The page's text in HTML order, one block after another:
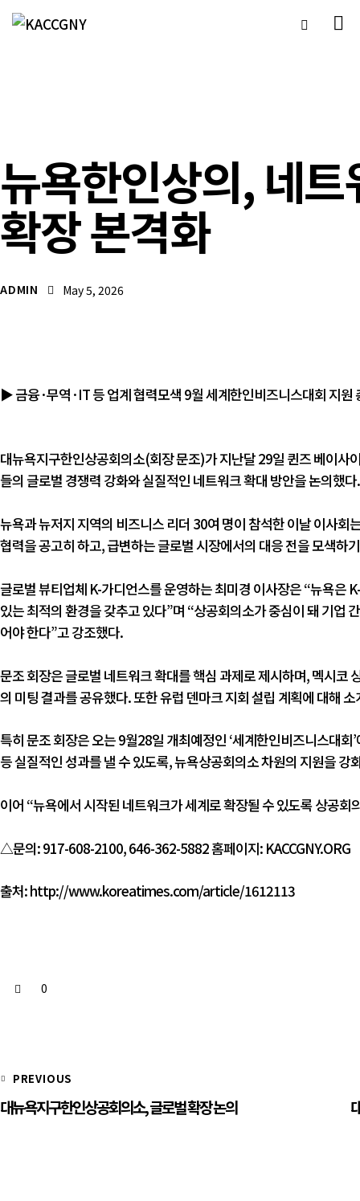
뉴욕한인상의, 네
확장 본격화
ADMIN May 5, 2026
▶ 금융·무역·IT 등 업계 협력모색 9월 세계한인비즈니스대회 지원
대뉴욕지구한인상공회의소(회장 문조)가 지난달 29일 퀸즈 베이사
들의 글로벌 경쟁력 강화와 실질적인 네트워크 확대 방안을 논의했다.
뉴욕과 뉴저지 지역의 비즈니스 리더 30여 명이 참석한 이날 이사회
협력을 공고히 하고, 급변하는 글로벌 시장에서의 대응 전을 모색하
글로벌 뷰티업체 K-가디언스를 운영하는 최미경 이사장은 “뉴욕은
있는 최적의 환경을 갖추고 있다”며 “상공회의소가 중심이 돼 기업
어야 한다”고 강조했다.
문조 회장은 글로벌 네트워크 확대를 핵심 과제로 제시하며, 멕시
의 미팅 결과를 공유했다. 또한 유럽 덴마크 지회 설립 계획에 대해
특히 문조 회장은 오는 9월28일 개최예정인 ‘세계한인비즈니스대
등 실질적인 성과를 낼 수 있도록, 뉴욕상공회의소 차원의 지원을 강
이어 “뉴욕에서 시작된 네트워크가 세계로 확장될 수 있도록 상공
△문의: 917-608-2100, 646-362-5882 홈페이지: KACCGNY.ORG
출처:http://www.koreatimes.com/article/1612113
0
PREVIOUS
대뉴욕지구한인상공회의소, 글로벌 확장 논의